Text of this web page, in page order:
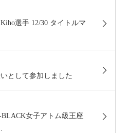
選手 12/30 タイトルマ
として参加しました
女子アトム級王座